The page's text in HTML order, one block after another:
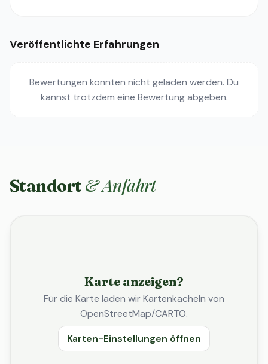
Veröffentlichte Erfahrungen
Bewertungen konnten nicht geladen werden. Du
kannst trotzdem eine Bewertung abgeben.
Standort & Anfahrt
Karte anzeigen?
Für die Karte laden wir Kartenkacheln von
OpenStreetMap/CARTO.
Karten-Einstellungen öffnen